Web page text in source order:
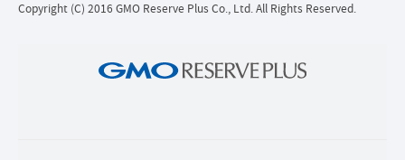
Copyright (C) 2016 GMO Reserve Plus Co., Ltd. All Rights Reserved.